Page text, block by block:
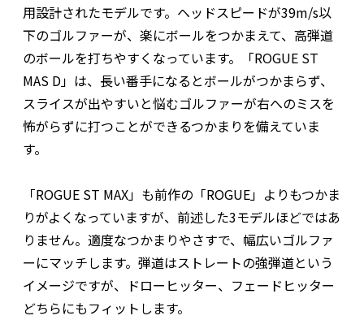
用設計されたモデルです。ヘッドスピードが39m/s以
下のゴルファーが、楽にボールをつかまえて、高弾道
のボールを打ちやすくなっています。「ROGUE ST
MAS D」は、長い番手になるとボールがつかまらず、
スライスが出やすいと悩むゴルファーが右へのミスを
怖がらずに打つことができるつかまりを備えていま
す。
「ROGUE ST MAX」も前作の「ROGUE」よりもつかま
りがよくなっていますが、前述した3モデルほどではあ
りません。適度なつかまりやさすで、幅広いゴルファ
ーにマッチします。弾道はストレートの強弾道という
イメージですが、ドローヒッター、フェードヒッター
どちらにもフィットします。